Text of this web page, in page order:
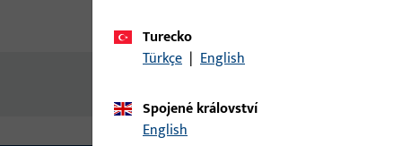
Turecko
Türkçe | English
Spojené království
English